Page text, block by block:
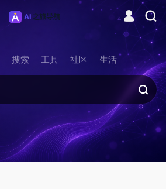
搜索 工具 社区 生活